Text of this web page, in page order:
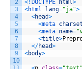
2
3
4
5
6
7
8
9
10
< ! DOCTYPE html>
<html lang="ja">
<head>
<meta charset
<meta name=
<title>
</head>
<body>